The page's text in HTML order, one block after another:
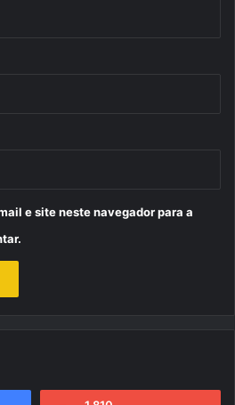
e site neste navegador para a